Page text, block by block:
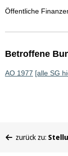
Öffentliche
Betroffene
AO 1977 [alle SG
befinden
zurück zu: